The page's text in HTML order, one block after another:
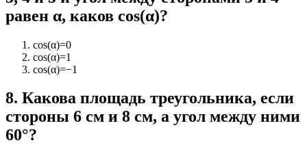
равен α, каков cos(α)?
cos(α)=0
cos(α)=1
cos(α)=−1
8. Какова площадь треугольника, если
стороны 6 см и 8 см, а угол между ними
60°?